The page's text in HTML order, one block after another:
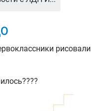
рисовали